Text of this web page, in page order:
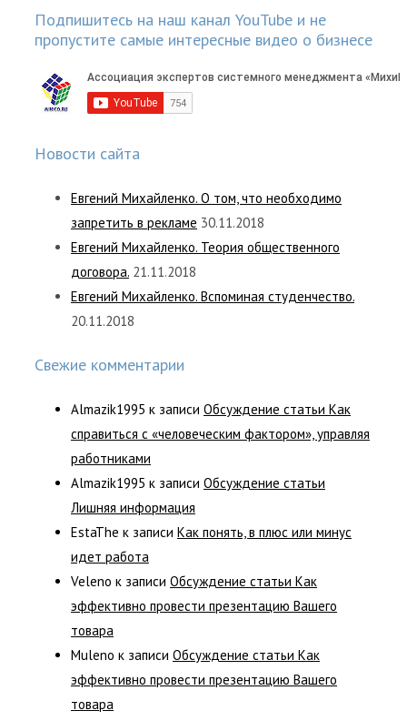
Подпишитесь на наш канал YouTube и не
пропустите самые интересные видео о бизнесе
Новости сайта
Евгений Михайленко. О том, что необходимо
запретить в рекламе 30.11.2018
Евгений Михайленко. Теория общественного
договора. 21.11.2018
Евгений Михайленко. Вспоминая студенчество.
20.11.2018
Свежие комментарии
Almazik1995 к записи Обсуждение статьи Как
справиться с «человеческим фактором», управляя
работниками
Almazik1995 к записи Обсуждение статьи
Лишняя информация
EstaThe к записи Как понять, в плюс или минус
идет работа
Veleno к записи Обсуждение статьи Как
эффективно провести презентацию Вашего
товара
Muleno к записи Обсуждение статьи Как
эффективно провести презентацию Вашего
товара